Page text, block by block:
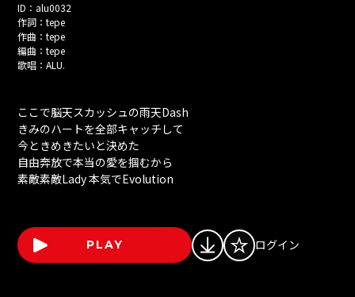
ID： alu0032
作詞：tepe
作曲：tepe
編曲：tepe
歌唱：ALU.
ここで脳天スカッシュの雨天Dash
きみのハートを全部キャッチして
今ときめきたいと決めた
自由奔放で本当の愛を掴むから
素敵素敵Lady 本気でEvolution
PLAY ログイン